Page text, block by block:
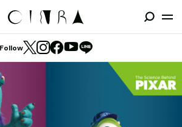
Follow